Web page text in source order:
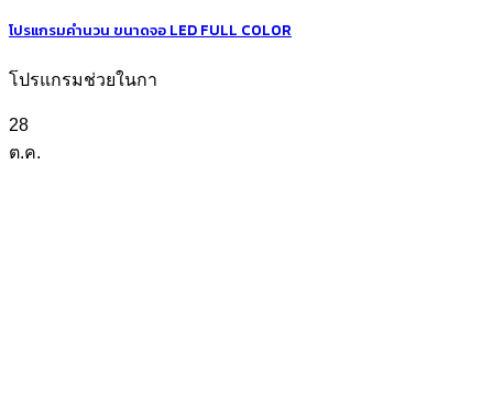
โปรแกรมคำนวน ขนาดจอ LED FULL COLOR
โปรแกรมช่วยในกา
28
ต.ค.